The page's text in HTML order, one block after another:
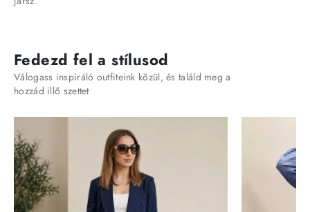
Fedezd fel a stílusod
Válogass inspiráló outfiteink közül, és találd meg a
hozzád illő szettet